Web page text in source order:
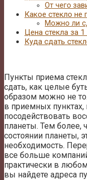
От чего
Какое стекло не
Можно ли
Цена стекла за
Куда сдать
Пункты приема
сдать, как целые
образом можно не
в приемных пунктах,
посодействовать
планеты. Тем более,
состоянии планеты,
необходимость.
все больше
практически в
вы найдете адреса